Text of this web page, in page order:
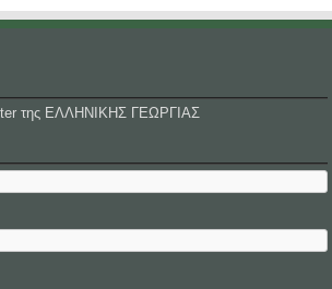
της ΕΛΛΗΝΙΚΗΣ ΓΕΩΡΓΙΑΣ